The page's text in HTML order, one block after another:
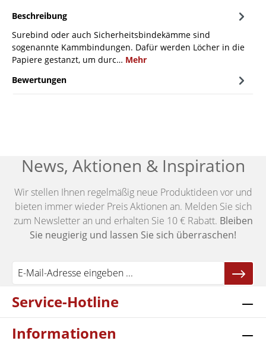
Beschreibung
Surebind oder auch Sicherheitsbindekämme sind
sogenannte Kammbindungen. Dafür werden Löcher in die
Papiere gestanzt, um durc… Mehr
Bewertungen
News, Aktionen & Inspiration
Wir stellen Ihnen regelmäßig neue Produktideen vor und
bieten immer wieder Preis Aktionen an. Melden Sie sich
zum Newsletter an und erhalten Sie 10 € Rabatt. Bleiben
Sie neugierig und lassen Sie sich überraschen!
Service-Hotline
Informationen